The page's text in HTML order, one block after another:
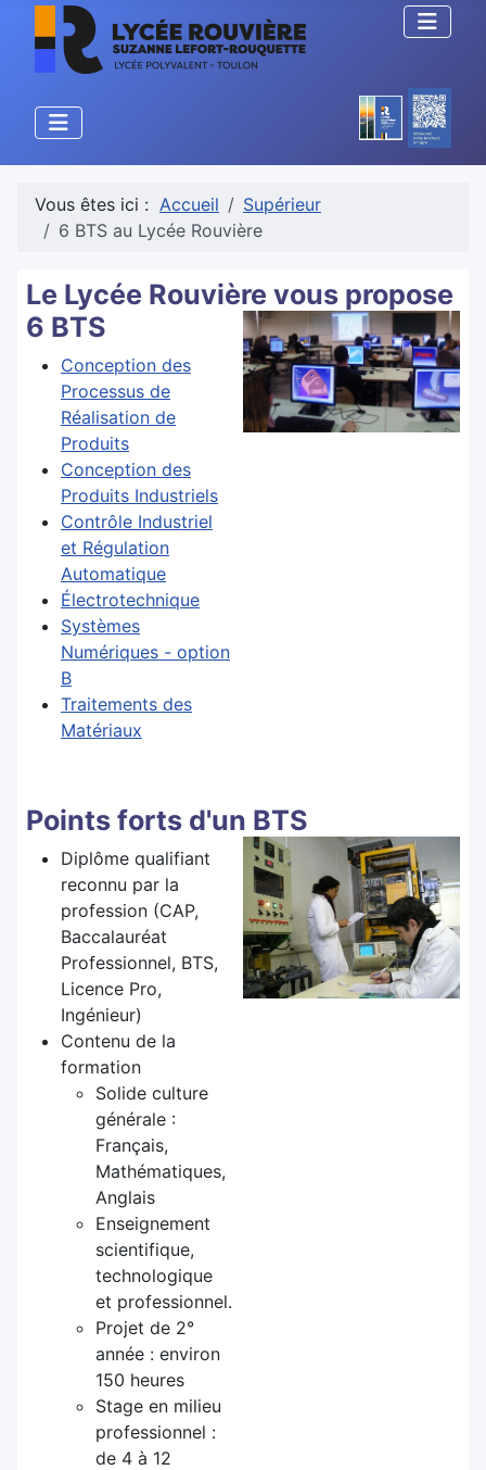
Vous êtes ici : Accueil
Supérieur
6 BTS au Lycée Rouvière
Le Lycée Rouvière vous propose
6 BTS
Conception des
Processus de
Réalisation de
Produits
Conception des
Produits Industriels
Contrôle Industriel
et Régulation
Automatique
Électrotechnique
Systèmes
Numériques - option
B
Traitements des
Matériaux
Points forts d'un BTS
Diplôme qualifiant
reconnu par la
profession (CAP,
Baccalauréat
Professionnel, BTS,
Licence Pro,
Ingénieur)
Contenu de la
formation
Solide culture
générale :
Français,
Mathématiques,
Anglais
Enseignement
scientifique,
technologique
et professionnel.
Projet de 2°
année : environ
150 heures
Stage en milieu
professionnel :
de 4 à 12